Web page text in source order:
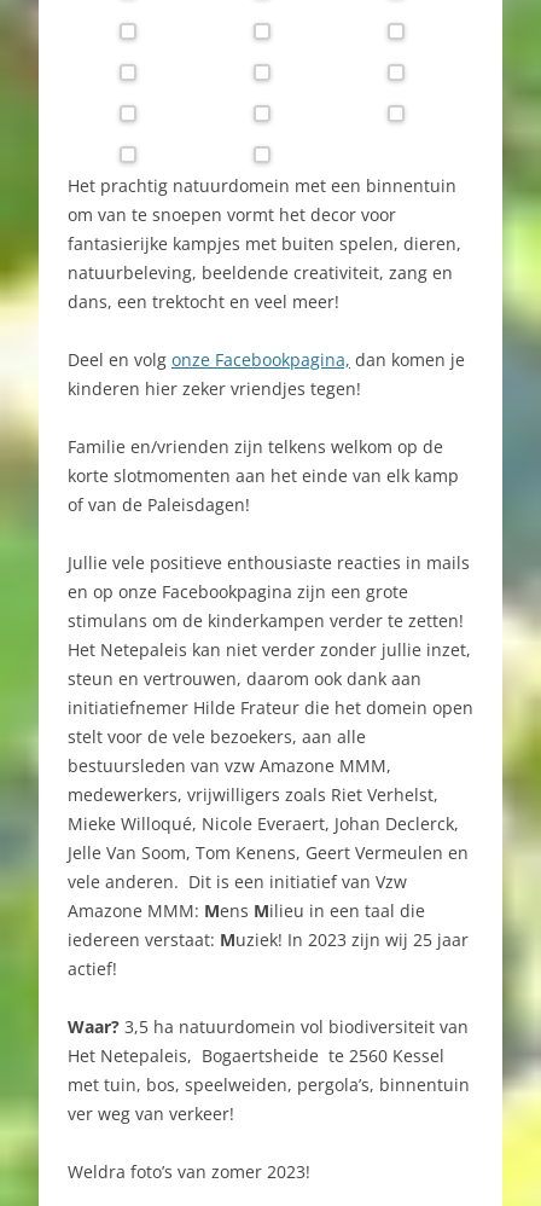
Het prachtig natuurdomein met een binnentuin
om van te snoepen vormt het decor voor
fantasierijke kampjes met buiten spelen, dieren,
natuurbeleving, beeldende creativiteit, zang en
dans, een trektocht en veel meer!
Deel en volg onze Facebookpagina, dan komen je
kinderen hier zeker vriendjes tegen!
Familie en/vrienden zijn telkens welkom op de
korte slotmomenten aan het einde van elk kamp
of van de Paleisdagen!
Jullie vele positieve enthousiaste reacties in mails
en op onze Facebookpagina zijn een grote
stimulans om de kinderkampen verder te zetten!
Het Netepaleis kan niet verder zonder jullie inzet,
steun en vertrouwen, daarom ook dank aan
initiatiefnemer Hilde Frateur die het domein open
stelt voor de vele bezoekers, aan alle
bestuursleden van vzw Amazone MMM,
medewerkers, vrijwilligers zoals Riet Verhelst,
Mieke Willoqué, Nicole Everaert, Johan Declerck,
Jelle Van Soom, Tom Kenens, Geert Vermeulen en
vele anderen. Dit is een initiatief van Vzw
Amazone MMM: Mens Milieu in een taal die
iedereen verstaat: Muziek! In 2023 zijn wij 25 jaar
actief!
Waar? 3,5 ha natuurdomein vol biodiversiteit van
Het Netepaleis, Bogaertsheide te 2560 Kessel
met tuin, bos, speelweiden, pergola’s, binnentuin
ver weg van verkeer!
Weldra foto’s van zomer 2023!